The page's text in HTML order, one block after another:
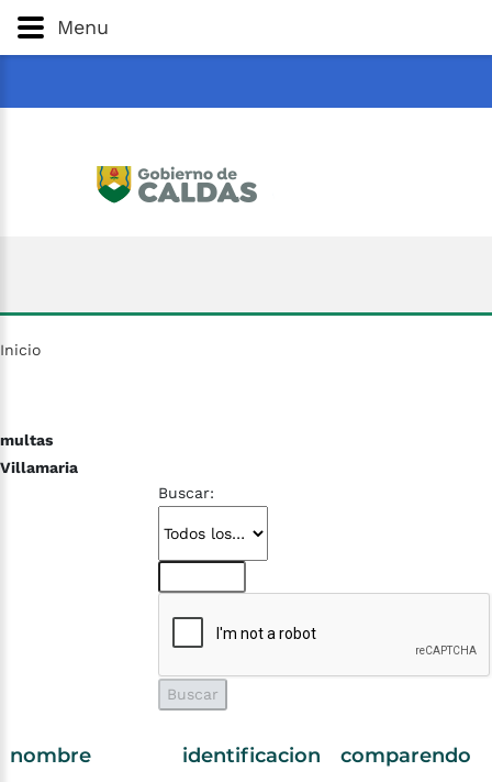
Gobernación
Menu
Inicio
multas
Villamaria
Buscar:
nombre identificacion
comparendo